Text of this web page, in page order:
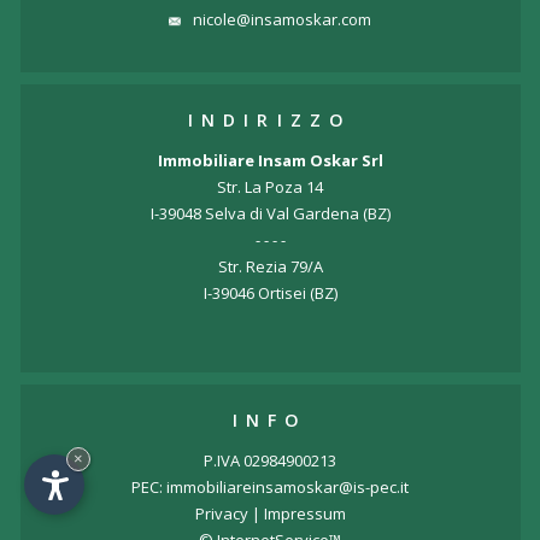
nicole@insamoskar.com
INDIRIZZO
Immobiliare Insam Oskar Srl
Str. La Poza 14
I-39048 Selva di Val Gardena (BZ)
- - - -
Str. Rezia 79/A
I-39046 Ortisei (BZ)
INFO
P.IVA 02984900213
PEC: immobiliareinsamoskar@is-pec.it
Privacy| Impressum
×